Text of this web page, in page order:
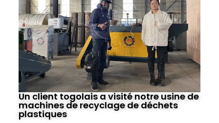
Un client togolais a visité notre usine de
machines de recyclage de déchets
plastiques